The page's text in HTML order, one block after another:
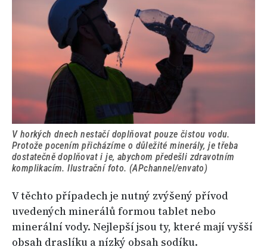
V horkých dnech nestačí doplňovat pouze čistou vodu.
Protože pocením přicházíme o důležité minerály, je třeba
dostatečně doplňovat i je, abychom předešli zdravotním
komplikacím. Ilustrační foto. (APchannel/envato)
V těchto případech je nutný zvýšený přívod
uvedených minerálů formou tablet nebo
minerální vody. Nejlepší jsou ty, které mají vyšší
obsah draslíku a nízký obsah sodíku.